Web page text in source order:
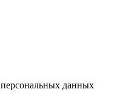
персональных данных